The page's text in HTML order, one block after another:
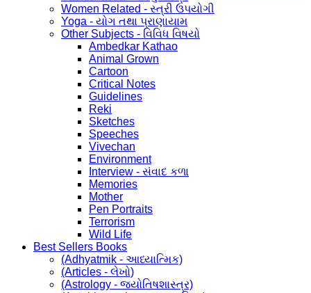
Women Related - સ્ત્રી ઉપયોગી
Yoga - યોગ તથા પ્રાણાયામ
Other Subjects - વિવિધ વિષયો
Ambedkar Kathao
Animal Grown
Cartoon
Critical Notes
Guidelines
Reki
Sketches
Speeches
Vivechan
Environment
Interview - સંવાદ કળા
Memories
Mother
Pen Portraits
Terrorism
Wild Life
Best Sellers Books
(Adhyatmik - આધ્યાત્મિક)
(Articles - લેખો)
(Astrology - જ્યોતિષશાસ્ત્ર)